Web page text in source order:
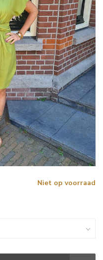
Niet op voorraad